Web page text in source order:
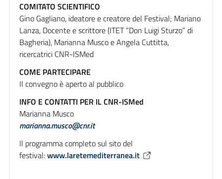
COMITATO SCIENTIFICO
Gino Gagliano, ideatore e creatore del Festival; Mariano
Lanza, Docente e scrittore (ITET “Don Luigi Sturzo” di
Bagheria), Marianna Musco e Angela Cuttitta,
ricercatrici CNR-ISMed
COME PARTECIPARE
Il convegno è aperto al pubblico
INFO E CONTATTI PER IL CNR-ISMed
Marianna Musco
marianna.musco@cnr.it
Il programma completo sul sito del
festival:www.laretemediterranea.it